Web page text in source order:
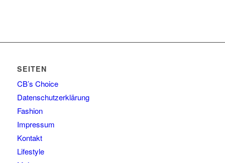
SEITEN
CB’s Choice
Datenschutzerklärung
Fashion
Impressum
Kontakt
Lifestyle